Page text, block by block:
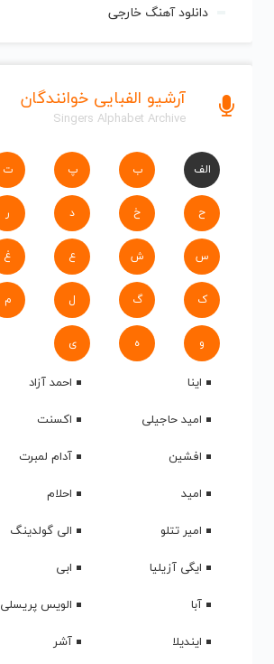
دانلود آهنگ خارجی
آرشیو الفبایی خوانندگان
Singers Alphabet Archive
الف ب پ ت
ح خ د ر
س ش ع غ
ک گ ل م
و ه ی
اینا
احمد آزاد
امید حاجیلی
اکسنت
افشین
آدام لمبرت
امید
احلام
امیر تتلو
الی گولدینگ
ایگی آزیلیا
ابی
آبا
الویس پریسلی
ایندیلا
آشر